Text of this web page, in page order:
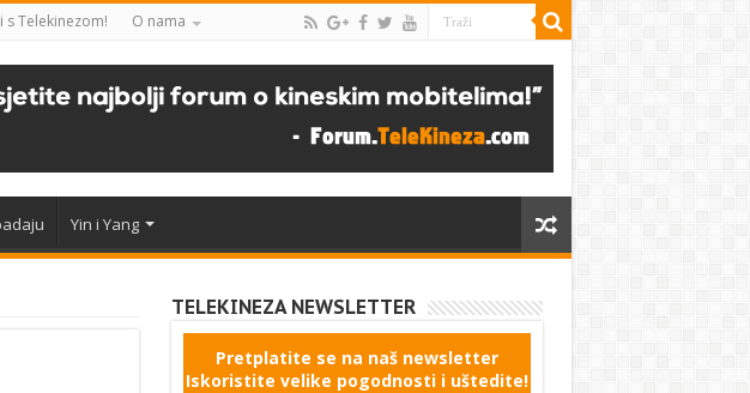
s Telekinezom! O nama
Yin i Yang
TELEKINEZA NEWSLETTER
Pretplatite se na naš newsletter
Iskoristite velike pogodnosti i uštedite!